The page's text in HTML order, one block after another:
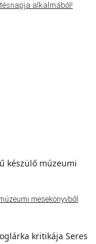
alkalmából!
mesekönyvből